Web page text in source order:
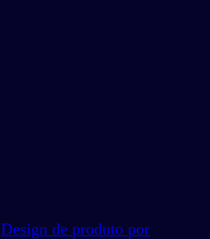
Design de produto por